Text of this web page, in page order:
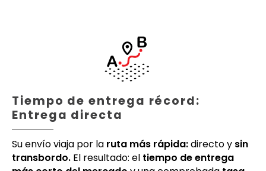
Tiempo de entrega récord:
Entrega directa
Su envío viaja por la ruta más rápida:directo y sin
transbordo. El resultado: el tiempo de entrega